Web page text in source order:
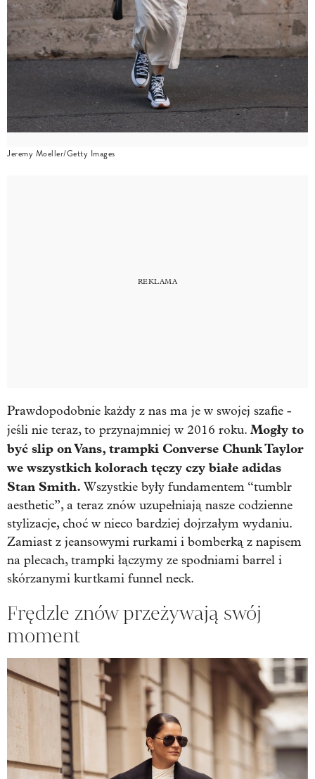
Jeremy Moeller/Getty Images
Prawdopodobnie każdy z nas ma je w swojej szafie -
jeśli nie teraz, to przynajmniej w 2016 roku. Mogły to
być slip on Vans, trampki Converse Chunk Taylor
we wszystkich kolorach tęczy czy białe adidas
Stan Smith. Wszystkie były fundamentem “tumblr
aesthetic”, a teraz znów uzupełniają nasze codzienne
stylizacje, choć w nieco bardziej dojrzałym wydaniu.
Zamiast z jeansowymi rurkami i bomberką z napisem
na plecach, trampki łączymy ze spodniami barrel i
skórzanymi kurtkami funnel neck.
Frędzle znów przeżywają swój
moment